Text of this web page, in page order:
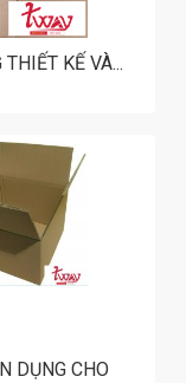
KẾ VÀ...
DỤNG CHO